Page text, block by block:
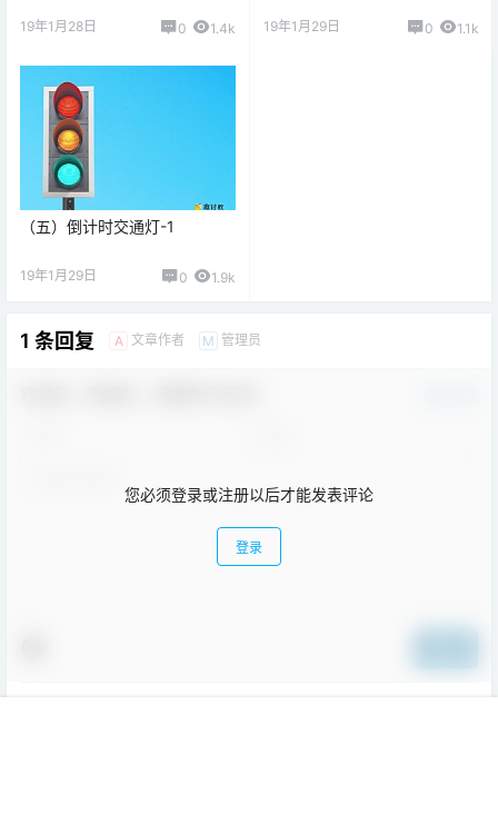
19年1月28日 0 1.4k 19年1月29日 0 1.1k
（五）倒计时交通灯-1
19年1月29日 0 1.9k
1 条回复 A 文章作者 M 管理员
您必须登录或注册以后才能发表评论
登录